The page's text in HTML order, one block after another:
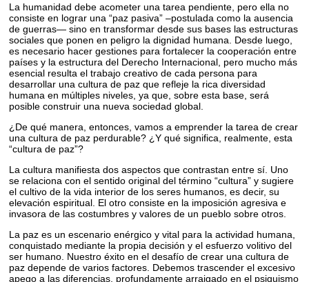
La humanidad debe acometer una tarea pendiente, pero ella no
consiste en lograr una “paz pasiva” –postulada como la ausencia
de guerras— sino en transformar desde sus bases las estructuras
sociales que ponen en peligro la dignidad humana. Desde luego,
es necesario hacer gestiones para fortalecer la cooperación entre
países y la estructura del Derecho Internacional, pero mucho más
esencial resulta el trabajo creativo de cada persona para
desarrollar una cultura de paz que refleje la rica diversidad
humana en múltiples niveles, ya que, sobre esta base, será
posible construir una nueva sociedad global.
¿De qué manera, entonces, vamos a emprender la tarea de crear
una cultura de paz perdurable? ¿Y qué significa, realmente, esta
“cultura de paz”?
La cultura manifiesta dos aspectos que contrastan entre sí. Uno
se relaciona con el sentido original del término “cultura” y sugiere
el cultivo de la vida interior de los seres humanos, es decir, su
elevación espiritual. El otro consiste en la imposición agresiva e
invasora de las costumbres y valores de un pueblo sobre otros.
La paz es un escenario enérgico y vital para la actividad humana,
conquistado mediante la propia decisión y el esfuerzo volitivo del
ser humano. Nuestro éxito en el desafío de crear una cultura de
paz depende de varios factores. Debemos trascender el excesivo
apego a las diferencias, profundamente arraigado en el psiquismo